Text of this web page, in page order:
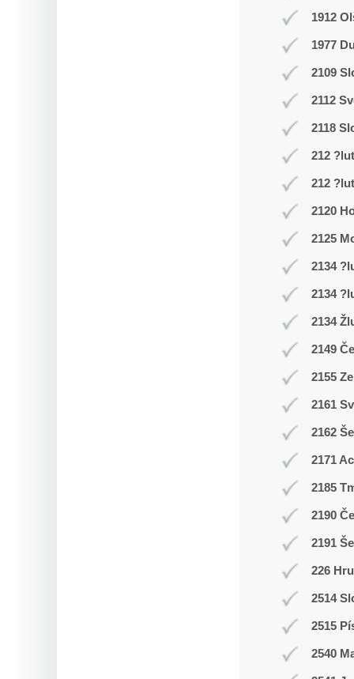
1912
1977
2109
2112
2118
212 ?lut
212 ?lut
2120
2125
2134
2134
2134
2149
2155
2161
2162
2171
2185
2190
2191
226
2514
2515
2540